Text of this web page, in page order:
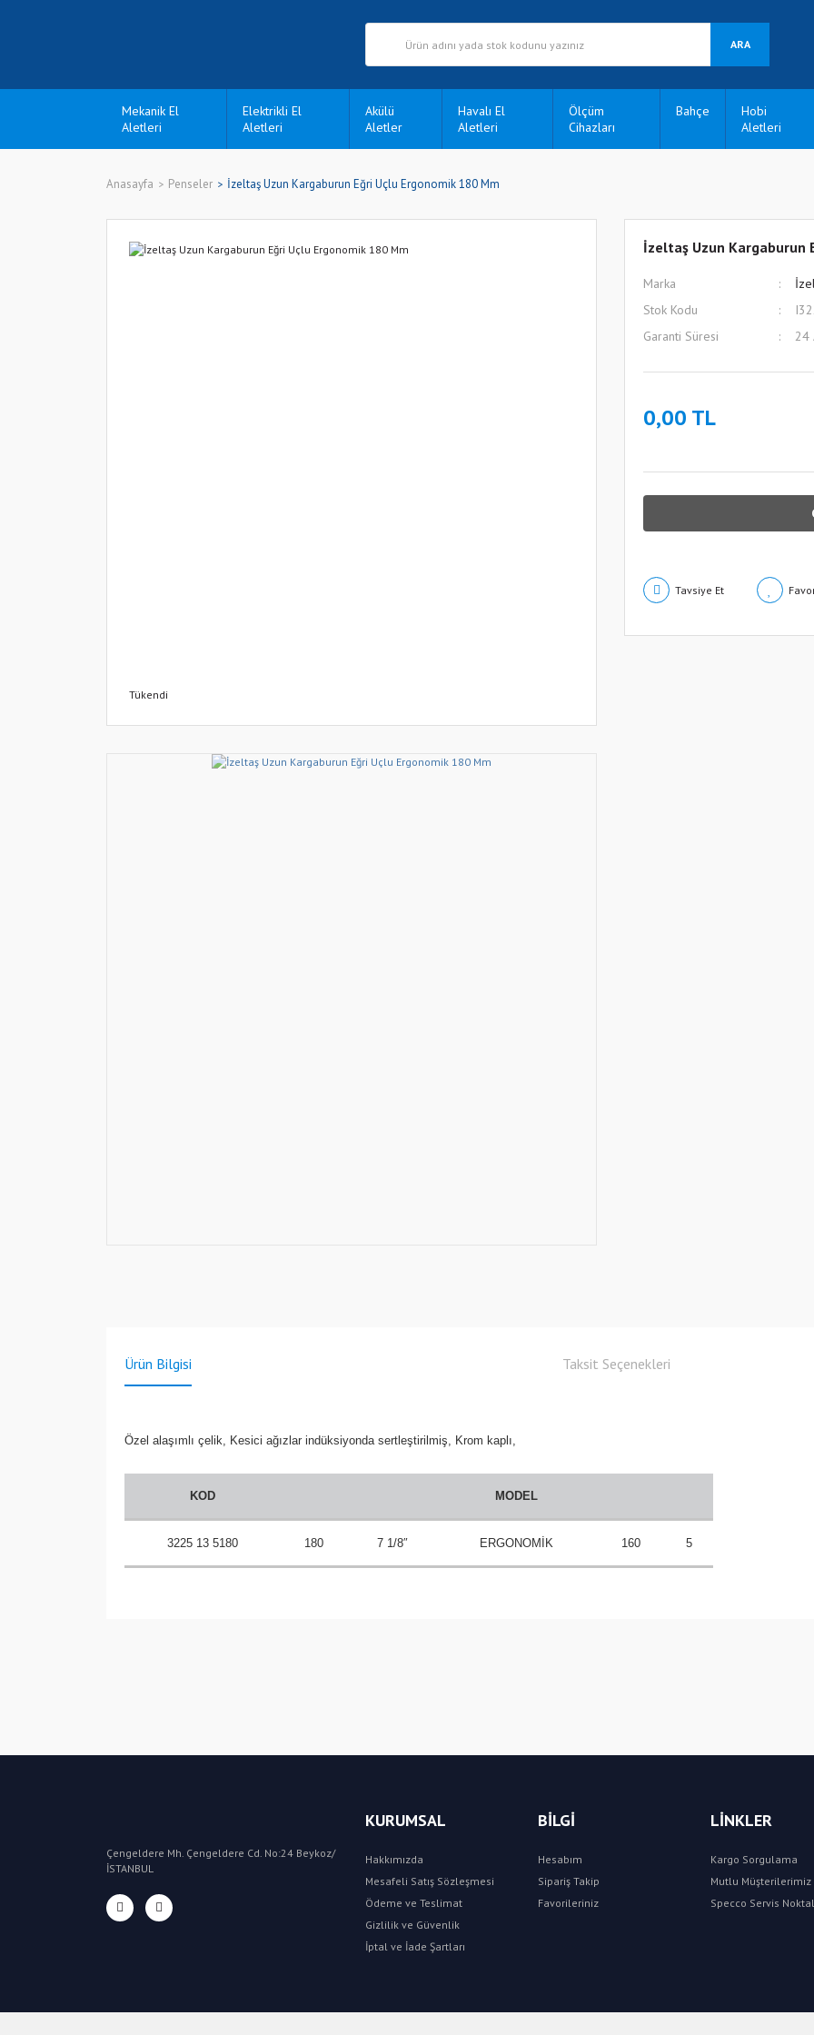
ARA
Mekanik El
Aletleri
Elektrikli El
Aletleri
Akülü
Aletler
Havalı El
Aletleri
Ölçüm
Cihazları
Bahçe
Hobi
Aletleri
Anasayfa Penseler İzeltaş Uzun Kargaburun Eğri Uçlu Ergonomik 180 Mm
Tükendi
İzeltaş Uzun Kargaburun
Marka
Stok Kodu
Garanti Süresi
24
0,00 TL
Tavsiye Et
Ürün Bilgisi Taksit Seçenekleri
Özel alaşımlı çelik, Kesici ağızlar indüksiyonda sertleştirilmiş, Krom kaplı,
KOD MODEL
3225 13 5180 180 7 1/8″ ERGONOMİK 160 5
Çengeldere Mh. Çengeldere Cd. No:24 Beykoz/
İSTANBUL
KURUMSAL
Hakkımızda
Mesafeli Satış Sözleşmesi
Ödeme ve Teslimat
Gizlilik ve Güvenlik
İptal ve İade Şartları
BİLGİ
Hesabım
Sipariş Takip
Favorileriniz
LİNKLER
Kargo Sorgulama
Mutlu Müşterilerimiz
Specco Servis